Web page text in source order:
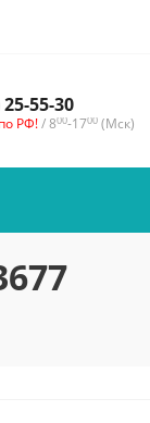
55-30
РФ!/ 800-1700 (Мск)